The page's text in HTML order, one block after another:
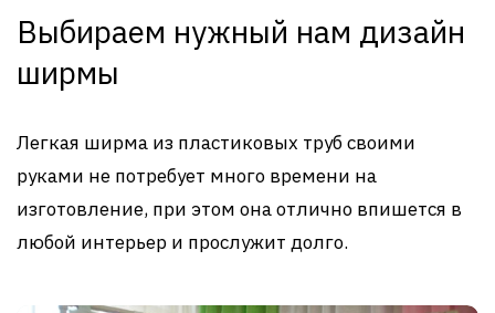
Выбираем нужный нам дизайн
ширмы
Легкая ширма из пластиковых труб своими
руками не потребует много времени на
изготовление, при этом она отлично впишется в
любой интерьер и прослужит долго.